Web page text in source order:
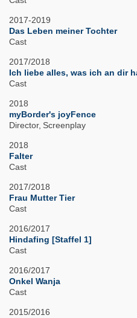
2017-2019
Das Leben meiner Tochter
Cast
2017/2018
Ich liebe alles, was ich an dir
Cast
2018
myBorder's joyFence
Director Screenplay
2018
Falter
Cast
2017/2018
Frau Mutter Tier
Cast
2016/2017
Hindafing [Staffel 1]
Cast
2016/2017
Onkel Wanja
Cast
2015/2016